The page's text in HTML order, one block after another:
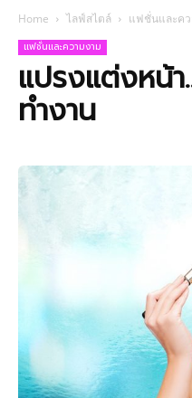
Home ไลฟ์สไตล์ แฟชั่นและค
แฟชั่นและความงาม
แปรงแต่งหน้
ทำงาน